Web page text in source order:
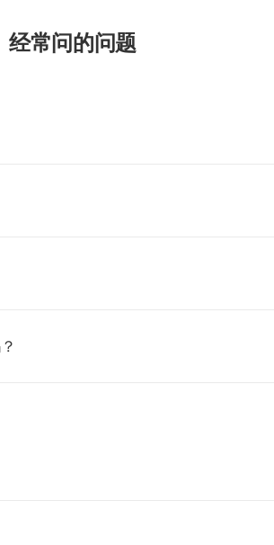
经常问的问题